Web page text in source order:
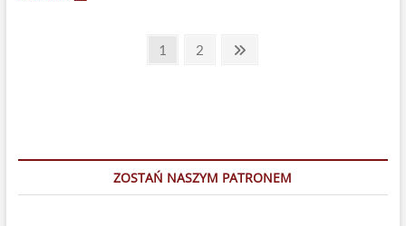
StronicowaniePage
1 Page
2
ZOSTAŃ NASZYM PATRONEM